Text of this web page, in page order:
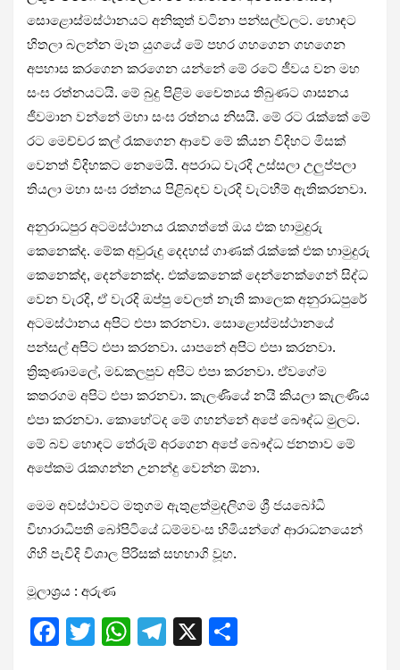
සොළොස්මස්ථානයට අනිකුත් වටිනා පන්සල්වලට. හොඳට
හිතලා බලන්න මෑත යුගයේ මේ පහර ගහගෙන ගහගෙන
අපහාස කරගෙන කරගෙන යන්නේ මේ රටේ ජීවය වන මහ
සංඝ රත්නයටයි. මේ බුදු පිළිම චෛත්‍යය තිබුණට ශාසනය
ජීවමාන වන්නේ මහා සංඝ රත්නය නිසයි. මේ රට රැක්කේ මේ
රට මෙච්චර කල් රැකගෙන ආවේ මේ කියන විදිහට මිසක්
වෙනත් විදිහකට නෙමෙයි. අපරාධ වැරදි උස්සලා උලුප්පලා
තියලා මහා සංඝ රත්නය පිළිබඳව වැරදි වැටහීම් ඇතිකරනවා.
අනුරාධපුර අටමස්ථානය රැකගත්තේ ඔය එක හාමුදුරු
කෙනෙක්ද. මේක අවුරුදු දෙදහස් ගාණක් රැක්කේ එක හාමුදුරු
කෙනෙක්ද, දෙන්නෙක්ද. එක්කෙනෙක් දෙන්නෙක්ගෙන් සිද්ධ
වෙන වැරදි, ඒ වැරදි ඔප්පු වෙලත් නැති කාලෙක අනුරාධපුරේ
අටමස්ථානය අපිට එපා කරනවා. සොළොස්මස්ථානයේ
පන්සල් අපිට එපා කරනවා. යාපනේ අපිට එපා කරනවා.
ත්‍රිකුණාමලේ, මඩකලපුව අපිට එපා කරනවා. ඒවගේම
කතරගම අපිට එපා කරනවා. කැලණියේ නයි කියලා කැලණිය
එපා කරනවා. කොහේටද මේ ගහන්නේ අපේ බෞද්ධ මුලට.
මේ බව හොඳට තේරුම් අරගෙන අපේ බෞද්ධ ජනතාව මේ
අපේකම රැකගන්න උනන්දු වෙන්න ඕනා.
මෙම අවස්ථාවට මතුගම ඇතුළත්මුදලිගම ශ්‍රී ජයබෝධි
විහාරාධිපති බෝපිටියේ ධම්මවංස හිමියන්ගේ ආරාධනයෙන්
ගිහි පැවිදි විශාල පිරිසක් සහභාගි වූහ.
මූලාශ්‍රය : අරුණ
F
T
W T
X